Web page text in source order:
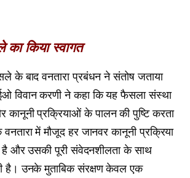
का किया स्वागत
के बाद वनतारा प्रबंधन ने संतोष जताया
विवान करणी ने कहा कि यह फैसला संस्था
कानूनी प्रक्रियाओं के पालन की पुष्टि करता
में मौजूद हर जानवर कानूनी प्रक्रिया
और उसकी पूरी संवेदनशीलता के साथ
है। उनके मुताबिक संरक्षण केवल एक